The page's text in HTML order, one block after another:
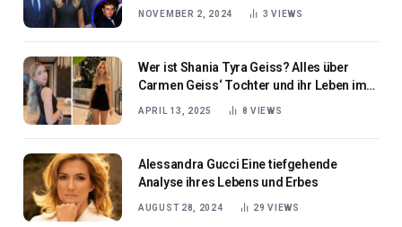
NOVEMBER 2, 2024 3VIEWS
Wer ist Shania Tyra Geiss? Alles über
Carmen Geiss‘ Tochter und ihr Leben im
APRIL 13, 2025 8 VIEWS
Alessandra Gucci Eine tiefgehende
Analyse ihres Lebens und Erbes
AUGUST 28, 2024 29VIEWS